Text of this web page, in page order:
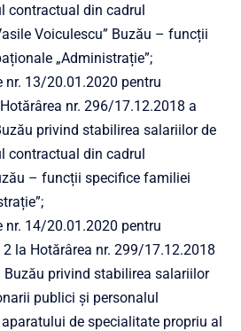
contractual din cadrul
Voiculescu” Buzău – funcții
„Administrație”;
nr. 13/20.01.2020 pentru
nr. 296/17.12.2018 a
privind stabilirea salariilor de
contractual din cadrul
– funcții specifice familiei
nr. 14/20.01.2020 pentru
la Hotărârea nr. 299/17.12.2018
privind stabilirea salariilor
publici și personalul
de specialitate propriu al